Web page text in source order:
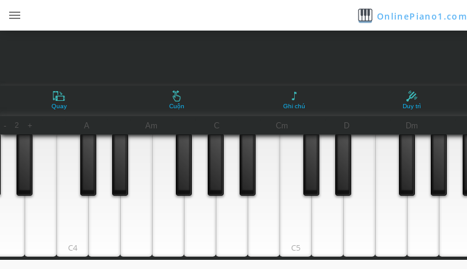
OnlinePiano1.com
Quay Cuộn Ghi chú Duy trì
- 2 + A Am C Cm D Dm
C4 C5